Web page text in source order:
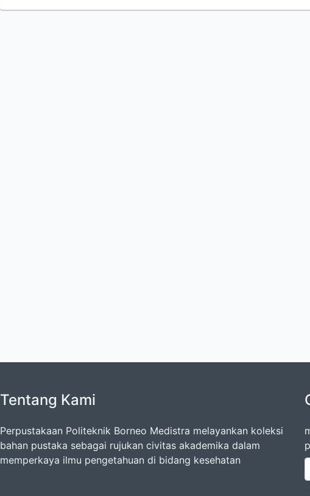
Tentang Kami
Perpustakaan Politeknik Borneo Medistra melayankan koleksi
bahan pustaka sebagai rujukan civitas akademika dalam
memperkaya ilmu pengetahuan di bidang kesehatan